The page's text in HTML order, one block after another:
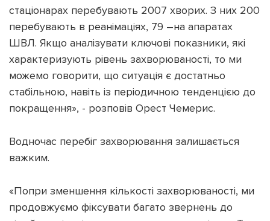
стаціонарах перебувають 2007 хворих. З них 200
перебувають в реанімаціях, 79 –на апаратах
ШВЛ. Якщо аналізувати ключові показники, які
характеризують рівень захворюваності, то ми
можемо говорити, що ситуація є достатньо
стабільною, навіть із періодичною тенденцією до
покращення», - розповів Орест Чемерис.
Водночас перебіг захворювання залишається
важким.
«Попри зменшення кількості захворюваності, ми
продовжуємо фіксувати багато звернень до